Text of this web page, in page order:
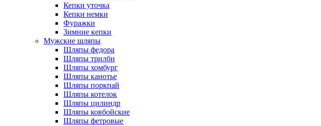
Кепки уточка
Кепки немки
Фуражки
Зимние кепки
Мужские шляпы
Шляпы федора
Шляпы трилби
Шляпы хомбург
Шляпы канотье
Шляпы поркпай
Шляпы котелок
Шляпы цилиндр
Шляпы ковбойские
Шляпы фетровые